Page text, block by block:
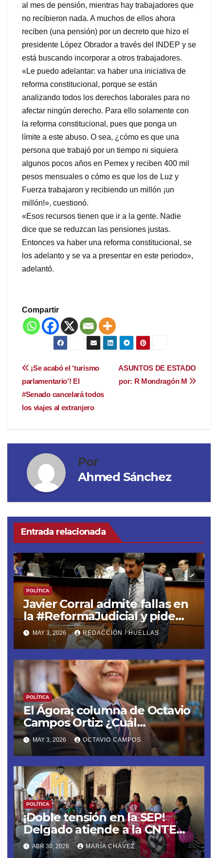
al mes de pensión, mientras hay trabajadores que
no recibieron nada. A muchos de ellos ahora
reciben (una pensión) por un decreto que hizo el
presidente López Obrador a través del INDEP y se
está buscando incorporar a otros trabajadores.
«Le puedo adelantar: va haber una iniciativa de
reforma constitucional, porque se están
analizando todos los derechos laborales para no
afectar ningún derecho. Para ello solamente con
la reforma constitucional, pues que ponga un
límite a este abuso. O sea, ¿cómo es que una
persona que trabajó por un tiempo ni siquiera
algunos pocos años en Pemex y reciben 400 mil
pesos mensuales o cómo es que los de Luz y
Fuerza trabajaron y recibiendo un millón ¡un
millón!», cuestionó.
«Esos recursos tienen que ir a la gente. Nadie
dice que se reduzcan las pensiones justas.
Entonces va haber una reforma constitucional, se
los adelanto y se va a presentar en este periodo»,
adelantó.
Compartir
Navegación
de
entradas
ASUNTOS DE ESTADO
por: R Mondragón M
¡Se acabó el ‘turismo
parlamentario’! El
#Senado cancelará todos
los viajes al extranjero
Por
Ahmed Sánchez
Entrada relacionada
POLÍTICA
Javier Corral admite fallas en
la #ReformaJudicial y pide
frenar elecciones hasta 2028
MAY 3, 2026 REDACCIÓN / HUELLAS
POLÍTICA
El Ágora; columna de Octavio
Campos Ortiz: ¿Cuál
soberanía?
MAY 3, 2026 OCTAVIO CAMPOS
POLÍTICA
¡Doble tensión en la SEP!
Delgado atiende a la CNTE
previo a la megamarcha y
evalúa recortar el ciclo
ABR 30, 2026 MARÍA CHÁVEZ